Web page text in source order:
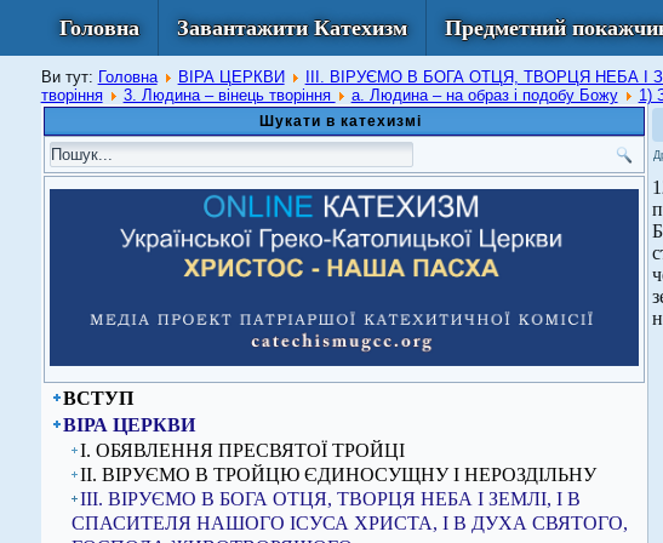
Головна Завантажити Катехизм Предметний
Ви тут: Головна ВІРА ЦЕРКВИ ІІІ. ВІРУЄМО В БОГА ОТЦЯ, ТВОРЦЯ НЕБА
творіння
3. Людина – вінець творіння а. Людина – на образ і подобу Божу 1)
Шукати в катехизмі
ВСТУП
ВІРА ЦЕРКВИ
I. ОБЯВЛЕННЯ ПРЕСВЯТОЇ ТРОЙЦІ
ІІ. ВІРУЄМО В ТРОЙЦЮ ЄДИНОСУЩНУ І НЕРОЗДІЛЬНУ
ІІІ. ВІРУЄМО В БОГА ОТЦЯ, ТВОРЦЯ НЕБА І ЗЕМЛІ, І В
СПАСИТЕЛЯ НАШОГО ІСУСА ХРИСТА, І В ДУХА СВЯТОГО,